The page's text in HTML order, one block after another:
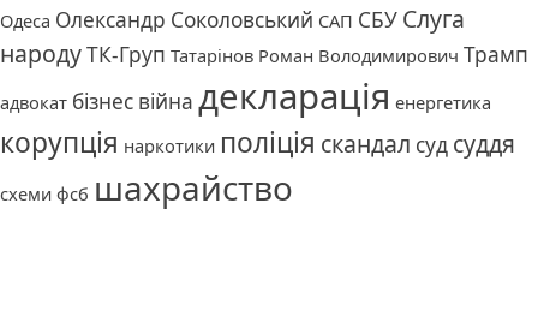
Одеса Олександр Соколовський САП СБУ Слуга
народуТК-Груп Татарінов Роман Володимирович Трамп
адвокат бізнес війна декларація енергетика
корупція наркотики поліція скандал суд суддя
схеми фсб шахрайство